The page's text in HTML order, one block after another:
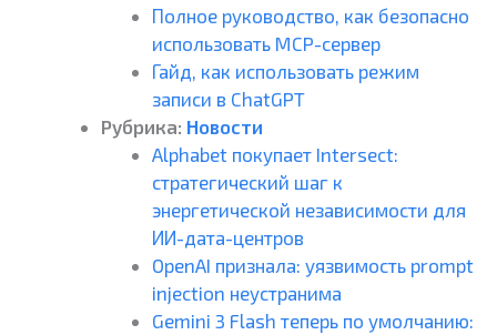
Полное руководство, как безопасно
использовать MCP-сервер
Гайд, как использовать режим
записи в ChatGPT
Рубрика: Новости
Alphabet покупает Intersect:
стратегический шаг к
энергетической независимости для
ИИ-дата-центров
OpenAI признала: уязвимость prompt
injection неустранима
Gemini 3 Flash теперь по умолчанию: